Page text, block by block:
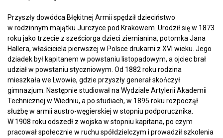
Przyszły dowódca Błękitnej Armii spędził dzieciństwo
w rodzinnym majątku Jurczyce pod Krakowem. Urodził się w 1873
roku jako trzecie z sześciorga dzieci ziemianina, potomka Jana
Hallera, właściciela pierwszej w Polsce drukarni z XVI wieku. Jego
dziadek był kapitanem w powstaniu listopadowym, a ojciec brał
udział w powstaniu styczniowym. Od 1882 roku rodzina
mieszkała we Lwowie, gdzie przyszły generał skończył
gimnazjum. Następnie studiował na Wydziale Artylerii Akademii
Technicznej w Wiedniu, a po studiach, w 1895 roku rozpoczął
służbę w armii austro-węgierskiej w stopniu podporucznika.
W 1908 roku odszedł z wojska w stopniu kapitana, po czym
pracował społecznie w ruchu spółdzielczym i prowadził szkolenia